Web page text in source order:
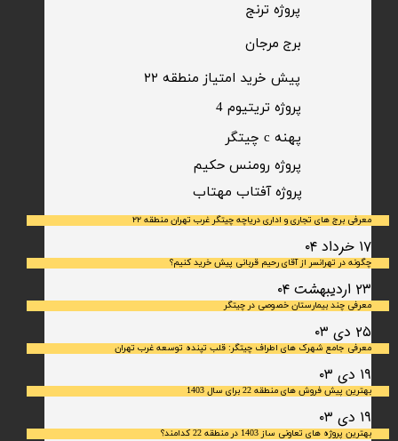
​پروژه ترنج
برج مرجان
معرفی برج های تجاری و اداری دریاچه چیتگر غرب تهران منطقه ۲۲
۱۷ خرداد ۰۴
چگونه در تهرانسر از آقای رحیم قربانی پیش خرید کنیم؟
۲۳ اردیبهشت ۰۴
معرفی چند بیمارستان خصوصی در چیتگر
۲۵ دی ۰۳
معرفی جامع شهرک‌ های اطراف چیتگر: قلب تپنده توسعه غرب تهران
۱۹ دی ۰۳
بهترین پیش فروش های منطقه 22 برای سال 1403
۱۹ دی ۰۳
بهترین پروژه های تعاونی ساز 1403 در منطقه 22 کدامند؟
پیش خرید امتیاز منطقه ۲۲​​​​​​​
​پروژه آفتاب مهتاب
پروژه رومنس حکیم
پهنه c چیتگر
پروژه تریتیوم 4